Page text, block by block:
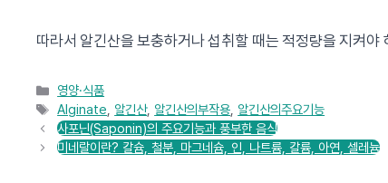
따라서 알긴산을 보충하거나 섭취할 때는 적정량을 지켜
카
테
고
리
영양·식품
태
그
Alginate, 알긴산, 알긴산의부작용, 알긴산의주요기능
사포닌(Saponin)의 주요기능과 풍부한 음식
미네랄이란? 칼슘, 철분, 마그네슘, 인, 나트륨, 칼륨, 아연, 셀레늄